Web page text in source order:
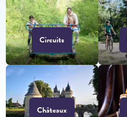
Circuits
Châteaux